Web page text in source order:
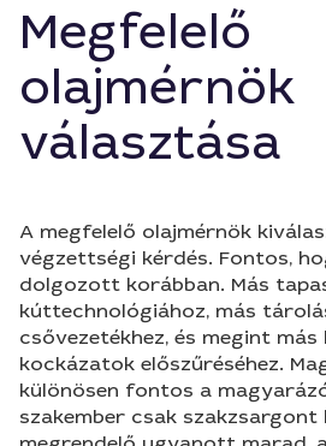
Megfelelő
olajmérnök
választása
A megfelelő olajmérnök
végzettségi kérdés. Fontos,
dolgozott korábban. Más
kúttechnológiához, más
csővezetékhez, és megint
kockázatok előszűréséhez.
különösen fontos a
szakember csak szakzsargont